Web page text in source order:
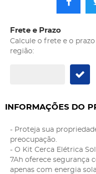
Frete e Prazo
Calcule o frete e o
região:
INFORMAÇÕES DO
- Proteja sua
preocupação.
- O Kit Cerca Elétrica
7Ah oferece segurança
apenas com energia